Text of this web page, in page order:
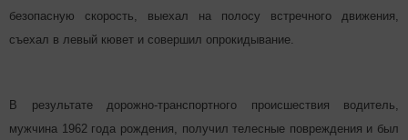
безопасную скорость, выехал на полосу встречного движения,
съехал в левый кювет и совершил опрокидывание.
В результате дорожно-транспортного происшествия водитель,
мужчина 1962 года рождения, получил телесные повреждения и был